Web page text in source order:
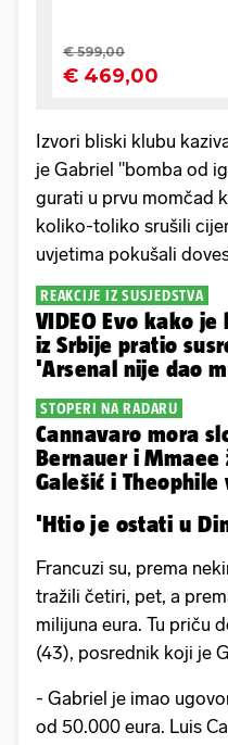
Izvori bliski klubu
je Gabriel "bomba od
gurati u prvu momčad
koliko-toliko srušili
uvjetima pokušali
REAKCIJE IZ SUSJEDSTVA
VIDEO Evo kako
iz Srbije pratio
'Arsenal nije dao
STOPERI NA RADARU
Cannavaro mora
Bernauer i Mmaee
Galešić i
'Htio je ostati u
Francuzi su, prema
tražili četiri, pet, a
milijuna eura. Tu priču
(43), posrednik koji je
- Gabriel je imao
od 50.000 eura. Luis